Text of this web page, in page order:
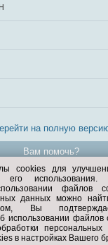
на полную
Вам помочь?
© Exist.ru 1998—2026
cookies для
его
файлов
данных можно
Вы
использовании файлов
в настройках Вашего